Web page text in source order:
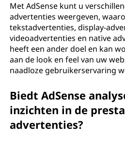
Met AdSense kunt u
advertenties weergeven,
tekstadvertenties, display-
videoadvertenties en native
heeft een ander doel en kan
aan de look en feel van uw
naadloze gebruikerservaring
Biedt AdSense
inzichten in de
advertenties?